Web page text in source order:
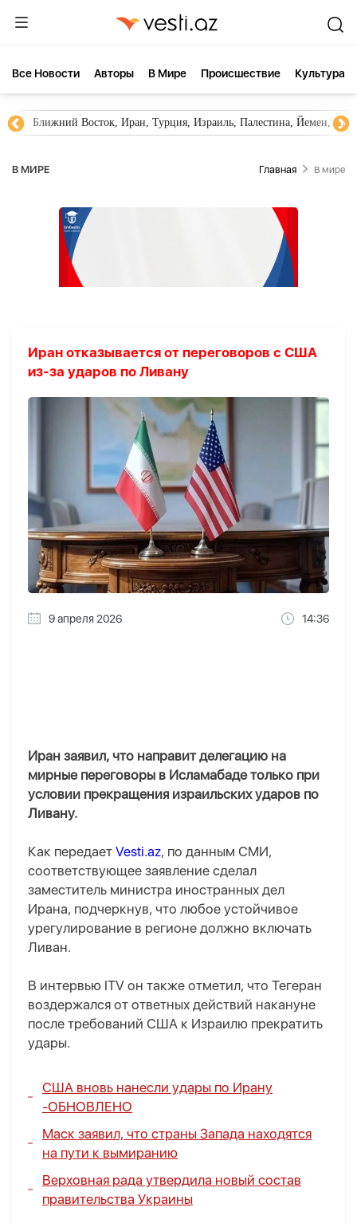
Все Новости Aвторы В Мире Происшествие Культура
Ближний Восток, Иран, Турция, Израиль, Палестина, Йемен,
В МИРЕ Главная В мире
Иран отказывается от переговоров с США
из-за ударов по Ливану
9 апреля 2026 14:36
Иран заявил, что направит делегацию на
мирные переговоры в Исламабаде только при
условии прекращения израильских ударов по
Ливану.
Как передает Vesti.az, по данным СМИ,
соответствующее заявление сделал
заместитель министра иностранных дел
Ирана, подчеркнув, что любое устойчивое
урегулирование в регионе должно включать
Ливан.
В интервью ITV он также отметил, что Тегеран
воздержался от ответных действий накануне
после требований США к Израилю прекратить
удары.
США вновь нанесли удары по Ирану
-ОБНОВЛЕНО
Маск заявил, что страны Запада находятся
на пути к вымиранию
Верховная рада утвердила новый состав
правительства Украины